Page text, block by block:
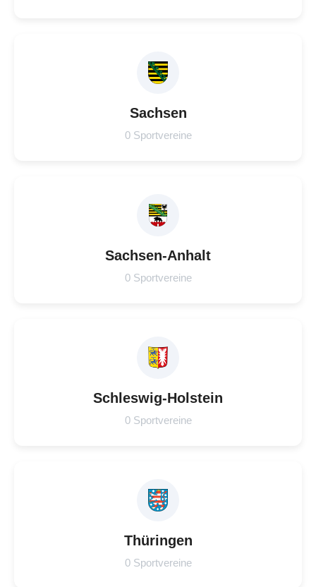
Sachsen
0 Sportvereine
Sachsen-Anhalt
0 Sportvereine
Schleswig-Holstein
0 Sportvereine
Thüringen
0 Sportvereine